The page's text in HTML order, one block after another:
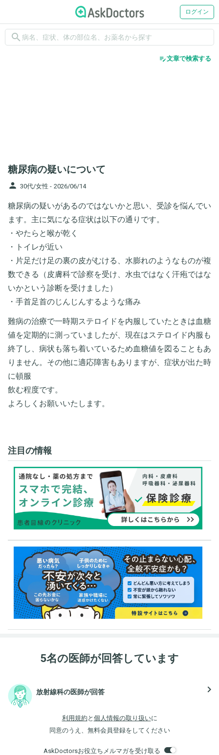
ログイン
search
edit_note文章で検索する
糖尿病の疑いについて
person 30代/女性 - 2026/06/14
糖尿病の疑いがあるのではないかと思い、受診を悩んでい
ます。主に気になる症状は以下の通りです。
・やたらと喉が乾く
・トイレが近い
・片足だけ足の裏の皮がむける、水膨れのようなものが複
数できる（皮膚科で診察を受け、水虫ではなく汗疱ではな
いかという診断を受けました）
・手首足首のじんじんするような痛み
難病の治療で一時期ステロイドを内服していたときは血糖
値を定期的に測っていましたが、現在はステロイド内服も
終了し、病状も落ち着いているため血糖値を図ることもあ
りません。その他に適応障害もありますが、症状が出た時
に頓服
飲む程度です。
よろしくお願いいたします。
注目の情報
5名の医師が回答しています
放射線科の医師が回答 navigate_next
利用規約 と 個人情報の取り扱いに
同意のうえ、無料会員登録をしてください
AskDoctorsお役立ちメルマガを受け取る